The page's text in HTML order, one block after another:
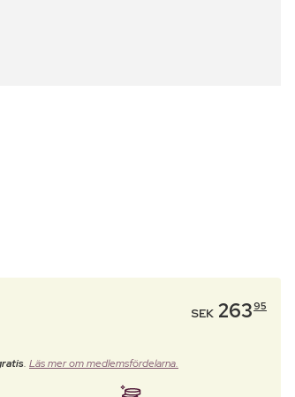
SEK 26395
. Läs mer om medlemsfördelarna.